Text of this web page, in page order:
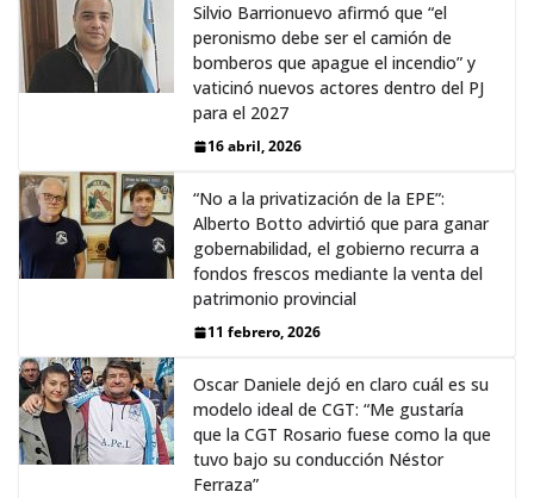
Silvio Barrionuevo afirmó que “el
peronismo debe ser el camión de
bomberos que apague el incendio” y
vaticinó nuevos actores dentro del PJ
para el 2027
16 abril, 2026
“No a la privatización de la EPE”:
Alberto Botto advirtió que para ganar
gobernabilidad, el gobierno recurra a
fondos frescos mediante la venta del
patrimonio provincial
11 febrero, 2026
Oscar Daniele dejó en claro cuál es su
modelo ideal de CGT: “Me gustaría
que la CGT Rosario fuese como la que
tuvo bajo su conducción Néstor
Ferraza”